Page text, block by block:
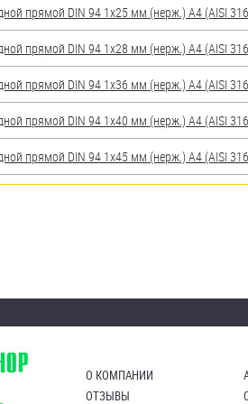
прямой DIN 94 1х25 мм (нерж.) A4 (AISI
прямой DIN 94 1х28 мм (нерж.) A4 (AISI
прямой DIN 94 1х36 мм (нерж.) A4 (AISI
прямой DIN 94 1х40 мм (нерж.) A4 (AISI
прямой DIN 94 1х45 мм (нерж.) A4 (AISI
О КОМПАНИИ
ОТЗЫВЫ